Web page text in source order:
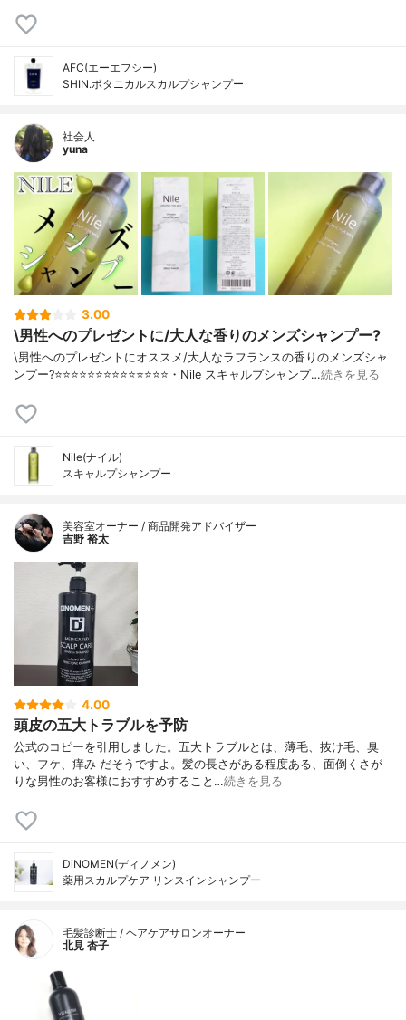
AFC(エーエフシー)
SHIN.ボタニカルスカルプシャンプー
社会人
yuna
3.00
\男性へのプレゼントに/大人な香りのメンズシャンプー?
\男性へのプレゼントにオススメ/大人なラフランスの香りのメンズシャ
ンプー?⭐️⭐️⭐️⭐️⭐️⭐️⭐️⭐️⭐️⭐️⭐️⭐️⭐️⭐️・Nile スキャルプシャンプ…続きを見る
Nile(ナイル)
スキャルプシャンプー
美容室オーナー / 商品開発アドバイザー
吉野 裕太
4.00
頭皮の五大トラブルを予防
公式のコピーを引用しました。五大トラブルとは、薄毛、抜け毛、臭
い、フケ、痒み だそうですよ。髪の長さがある程度ある、面倒くさが
りな男性のお客様におすすめすること…続きを見る
DiNOMEN(ディノメン)
薬用スカルプケア リンスインシャンプー
毛髪診断士 / ヘアケアサロンオーナー
北見 杏子